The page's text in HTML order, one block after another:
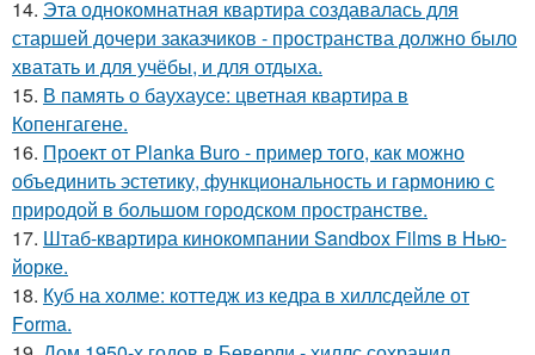
14. Эта однокомнатная квартира создавалась для
старшей дочери заказчиков - пространства должно было
хватать и для учёбы, и для отдыха.
15. В память о баухаусе: цветная квартира в
Копенгагене.
16. Проект от Planka Buro - пример того, как можно
объединить эстетику, функциональность и гармонию с
природой в большом городском пространстве.
17. Штаб-квартира кинокомпании Sandbox Films в Нью-
йорке.
18. Куб на холме: коттедж из кедра в хиллсдейле от
Forma.